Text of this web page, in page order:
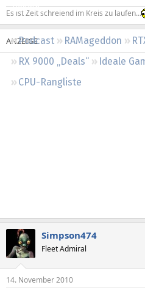
Regeln
Podcast RAMageddon
RX 9000 „Deals“
Ideale
CPU-Rangliste
Es ist Zeit schreiend im Kreis zu laufen...
Simpson474
Fleet Admiral
14. November 2010